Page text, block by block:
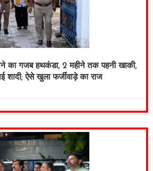
का गजब हथकंडा, 2 महीने तक पहनी खाकी,
शादी; ऐसे खुला फर्जीवाड़े का राज